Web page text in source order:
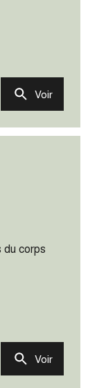
Voir
du corps
Voir